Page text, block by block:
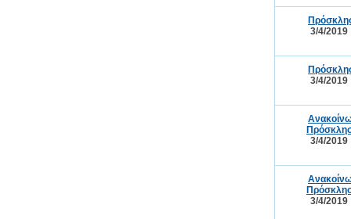
3/4/2019
3/4/2019
3/4/2019
3/4/2019